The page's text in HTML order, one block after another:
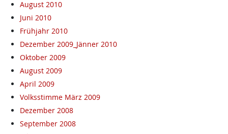
August 2010
Juni 2010
Frühjahr 2010
Dezember 2009_Jänner 2010
Oktober 2009
August 2009
April 2009
Volksstimme März 2009
Dezember 2008
September 2008